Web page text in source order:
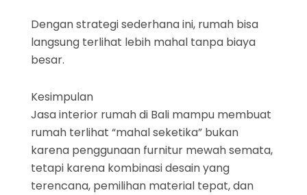
Dengan strategi sederhana ini, rumah bisa
langsung terlihat lebih mahal tanpa biaya
besar.
Kesimpulan
Jasa interior rumah di Bali mampu membuat
rumah terlihat “mahal seketika” bukan
karena penggunaan furnitur mewah semata,
tetapi karena kombinasi desain yang
terencana, pemilihan material tepat, dan